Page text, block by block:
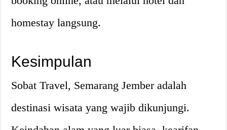
homestay langsung.
Kesimpulan
Sobat Travel, Semarang Jember adalah
destinasi wisata yang wajib dikunjungi.